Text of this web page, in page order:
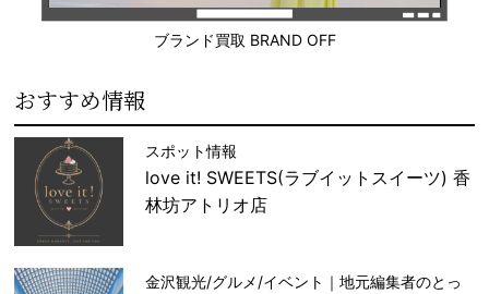
ブランド買取 BRAND OFF
おすすめ情報
スポット情報
love it! SWEETS(ラブイットスイーツ) 香
林坊アトリオ店
金沢観光/グルメ/イベント｜地元編集者のとっ